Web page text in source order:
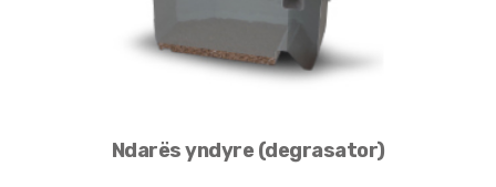
Ndarës yndyre (degrasator)